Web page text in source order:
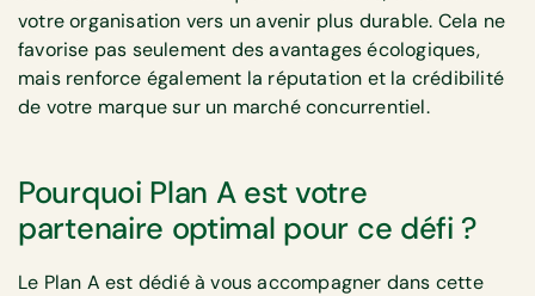
votre organisation vers un avenir plus durable. Cela ne
favorise pas seulement des avantages écologiques,
mais renforce également la réputation et la crédibilité
de votre marque sur un marché concurrentiel.
Pourquoi Plan A est votre
partenaire optimal pour ce défi ?
Le Plan A est dédié à vous accompagner dans cette